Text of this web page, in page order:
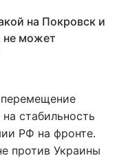
на Покровск и
не может
стабильность
РФ на фронте.
против Украины